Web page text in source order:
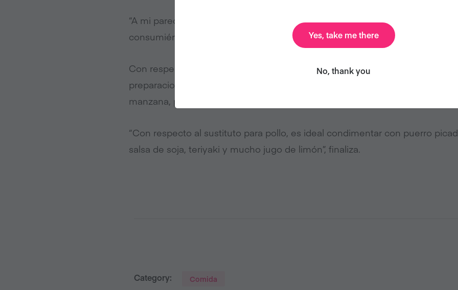
“A mi parecer, la magia radica en utilizar los mismos condimentos que
consumiéramos éstos”, explica la cocinera vegana.
Con respecto a los sustitutos del huevo utilizar sal negra, cúrcuma, pimienta
preparaciones saladas. Para aquellas dulces, las frutas procesadas o
manzana, pera, y hasta incluso zucchini rallado, pueden funcionar bien.
“Con respecto al sustituto para pollo, es ideal condimentar con puerro
salsa de soja, teriyaki y mucho jugo de limón”, finaliza.
Category: Comida
Yes, take me there
No, thank you